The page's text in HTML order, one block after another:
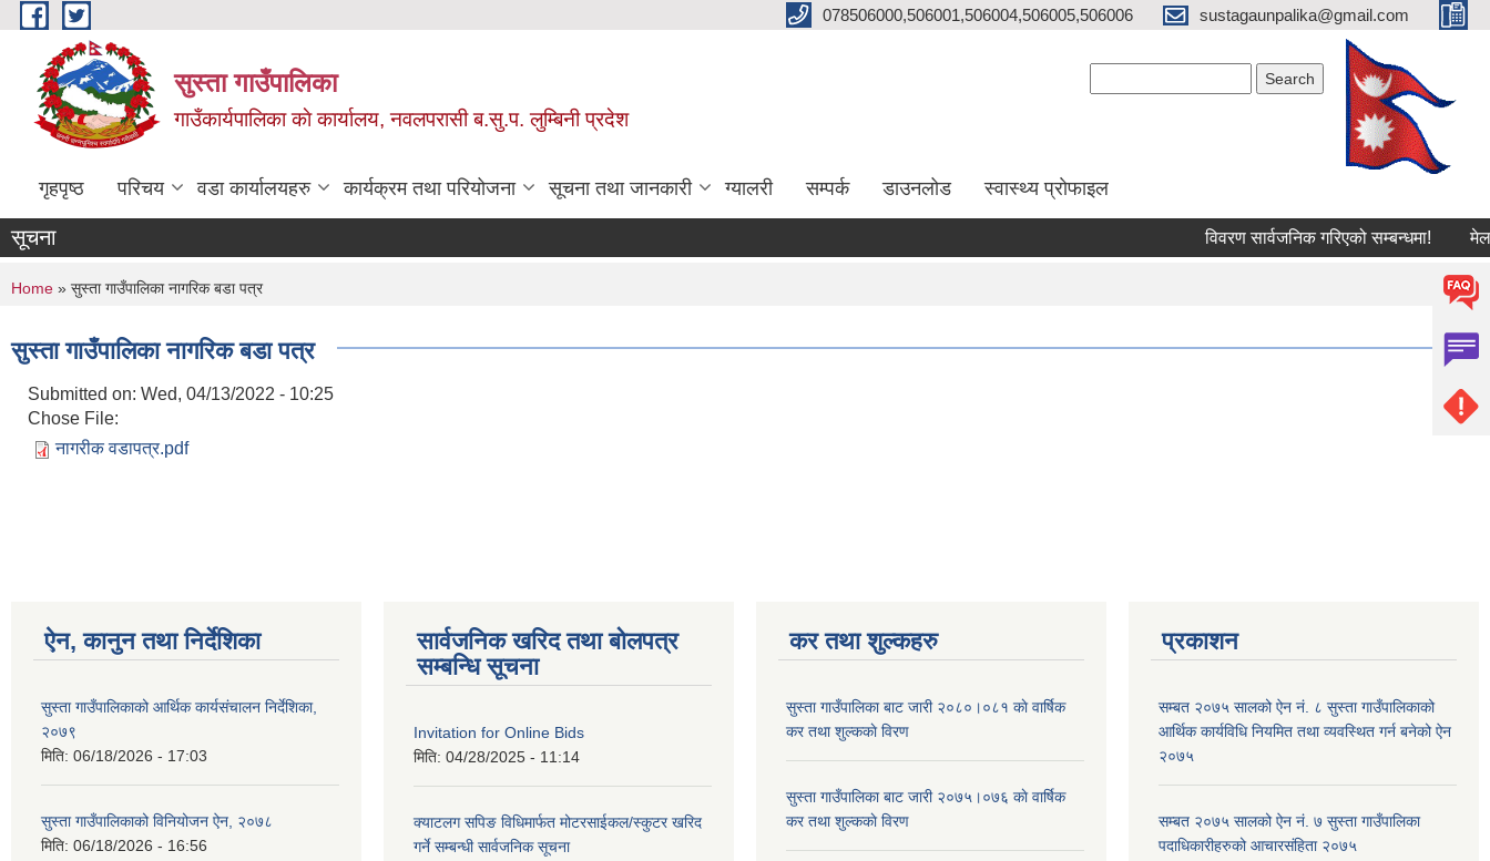
Skip to main content 078506000,506001,506004,506005,506006 sustagaunpalika@gmail.com
सुस्ता गाउँपालिका
गाउँकार्यपालिका काे कार्यालय, नवलपरासी ब.सु.प. लुम्बिनी प्रदेश
गृहपृष्ठ परिचय वडा कार्यालयहरु कार्यक्रम तथा परियोजना सूचना तथा जानकारी ग्यालरी सम्पर्क डाउनलोड स्वास्थ्य प्राेफाइल
सूचना विवरण सार्वजनिक गरिएको सम्बन्धमा!
You are here
Home » सुस्ता गाउँपालिका नागरिक बडा पत्र
सुस्ता गाउँपालिका नागरिक बडा पत्र
Submitted on: Wed, 04/13/2022 - 10:25
Chose File:
नागरीक वडापत्र.pdf
ऐन, कानुन तथा निर्देशिका
सुस्ता गाउँपालिकाको आर्थिक कार्यसंचालन निर्देशिका,
२०७९
मिति: 06/18/2026 - 17:03
सुस्ता गाउँपालिकाको विनियोजन ऐन, २०७८
मिति: 06/18/2026 - 16:56
सार्वजनिक खरिद तथा बोलपत्र
सम्बन्धि सूचना
Invitation for Online Bids
मिति: 04/28/2025 - 11:14
क्याटलग सपिङ विधिमार्फत मोटरसाईकल/स्कुटर खरिद
गर्ने सम्बन्धी सार्वजनिक सूचना
कर तथा शुल्कहरु
सुस्ता गाउँपालिका बाट जारी २०८०।०८१ काे वार्षिक
कर तथा शुल्ककाे विरण
सुस्ता गाउँपालिका बाट जारी २०७५।०७६ काे वार्षिक
कर तथा शुल्ककाे विरण
प्रकाशन
सम्बत २०७५ सालको ऐन नं. ८ सुस्ता गाउँपालिकाको
आर्थिक कार्यविधि नियमित तथा व्यवस्थित गर्न बनेको ऐन
२०७५
सम्बत २०७५ सालको ऐन नं. ७ सुस्ता गाउँपालिका
पदाधिकारीहरुको आचारसंहिता २०७५